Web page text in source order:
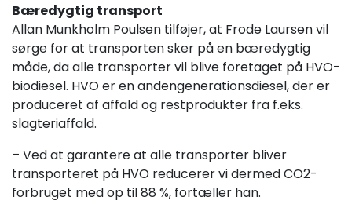
Bæredygtig transport
Allan Munkholm Poulsen tilføjer, at Frode Laursen vil
sørge for at transporten sker på en bæredygtig
måde, da alle transporter vil blive foretaget på HVO-
biodiesel. HVO er en andengenerationsdiesel, der er
produceret af affald og restprodukter fra f.eks.
slagteriaffald.
– Ved at garantere at alle transporter bliver
transporteret på HVO reducerer vi dermed CO2-
forbruget med op til 88 %, fortæller han.